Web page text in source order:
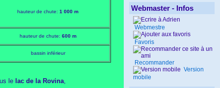
hauteur de chute: 1 000 m
hauteur de chute: 600 m
bassin inférieur
le lac de la Rovina,
Webmaster - Infos
Webmestre
Favoris
Recommander
Version
mobile